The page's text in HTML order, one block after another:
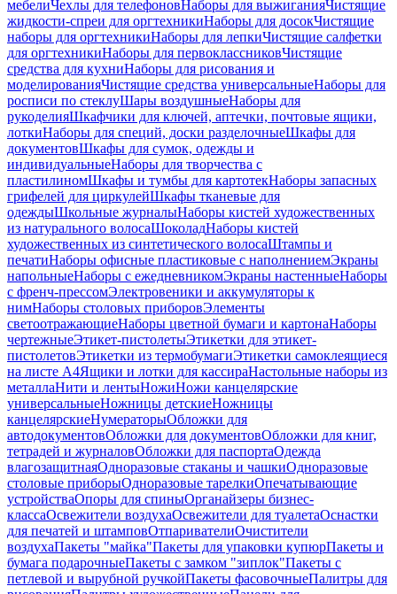
мебелиЧехлы для телефоновНаборы для выжиганияЧистящие
жидкости-спреи для оргтехникиНаборы для досокЧистящие
наборы для оргтехникиНаборы для лепкиЧистящие салфетки
для оргтехникиНаборы для первоклассниковЧистящие
средства для кухниНаборы для рисования и
моделированияЧистящие средства универсальныеНаборы для
росписи по стеклуШары воздушныеНаборы для
рукоделияШкафчики для ключей, аптечки, почтовые ящики,
лоткиНаборы для специй, доски разделочныеШкафы для
документовШкафы для сумок, одежды и
индивидуальныеНаборы для творчества с
пластилиномШкафы и тумбы для картотекНаборы запасных
грифелей для циркулейШкафы тканевые для
одеждыШкольные журналыНаборы кистей художественных
из натурального волосаШоколадНаборы кистей
художественных из синтетического волосаШтампы и
печатиНаборы офисные пластиковые с наполнениемЭкраны
напольныеНаборы с ежедневникомЭкраны настенныеНаборы
с френч-прессомЭлектровеники и аккумуляторы к
нимНаборы столовых приборовЭлементы
светоотражающиеНаборы цветной бумаги и картонаНаборы
чертежныеЭтикет-пистолетыЭтикетки для этикет-
пистолетовЭтикетки из термобумагиЭтикетки самоклеящиеся
на листе А4Ящики и лотки для кассираНастольные наборы из
металлаНити и лентыНожиНожи канцелярские
универсальныеНожницы детскиеНожницы
канцелярскиеНумераторыОбложки для
автодокументовОбложки для документовОбложки для книг,
тетрадей и журналовОбложки для паспортаОдежда
влагозащитнаяОдноразовые стаканы и чашкиОдноразовые
столовые приборыОдноразовые тарелкиОпечатывающие
устройстваОпоры для спиныОрганайзеры бизнес-
классаОсвежители воздухаОсвежители для туалетаОснастки
для печатей и штамповОтпаривателиОчистители
воздухаПакеты "майка"Пакеты для упаковки купюрПакеты и
бумага подарочныеПакеты с замком "зиплок"Пакеты с
петлевой и вырубной ручкойПакеты фасовочныеПалитры для